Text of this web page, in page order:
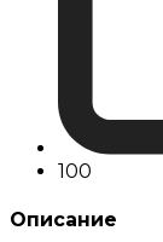
100
Описание